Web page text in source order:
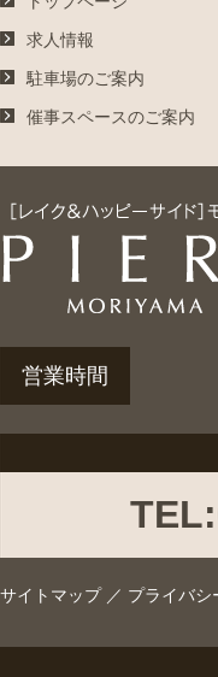
求人情報
駐車場のご案内
催事スペースのご案内
営業時間
サイトマップ／ プライバシ